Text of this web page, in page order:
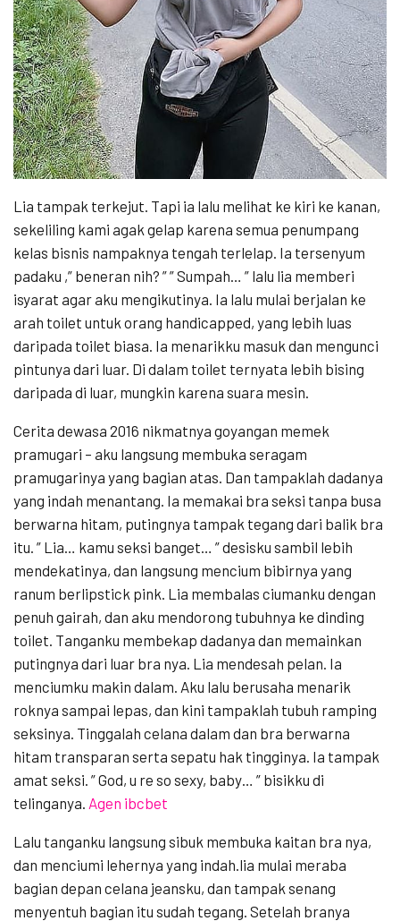
Lia tampak terkejut. Tapi ia lalu melihat ke kiri ke kanan,
sekeliling kami agak gelap karena semua penumpang
kelas bisnis nampaknya tengah terlelap. Ia tersenyum
padaku ,” beneran nih? ” ” Sumpah… ” lalu lia memberi
isyarat agar aku mengikutinya. Ia lalu mulai berjalan ke
arah toilet untuk orang handicapped, yang lebih luas
daripada toilet biasa. Ia menarikku masuk dan mengunci
pintunya dari luar. Di dalam toilet ternyata lebih bising
daripada di luar, mungkin karena suara mesin.
Cerita dewasa 2016 nikmatnya goyangan memek
pramugari – aku langsung membuka seragam
pramugarinya yang bagian atas. Dan tampaklah dadanya
yang indah menantang. Ia memakai bra seksi tanpa busa
berwarna hitam, putingnya tampak tegang dari balik bra
itu. ” Lia… kamu seksi banget… ” desisku sambil lebih
mendekatinya, dan langsung mencium bibirnya yang
ranum berlipstick pink. Lia membalas ciumanku dengan
penuh gairah, dan aku mendorong tubuhnya ke dinding
toilet. Tanganku membekap dadanya dan memainkan
putingnya dari luar bra nya. Lia mendesah pelan. Ia
menciumku makin dalam. Aku lalu berusaha menarik
roknya sampai lepas, dan kini tampaklah tubuh ramping
seksinya. Tinggalah celana dalam dan bra berwarna
hitam transparan serta sepatu hak tingginya. Ia tampak
amat seksi. ” God, u re so sexy, baby… ” bisikku di
telinganya. Agen ibcbet
Lalu tanganku langsung sibuk membuka kaitan bra nya,
dan menciumi lehernya yang indah.lia mulai meraba
bagian depan celana jeansku, dan tampak senang
menyentuh bagian itu sudah tegang. Setelah branya